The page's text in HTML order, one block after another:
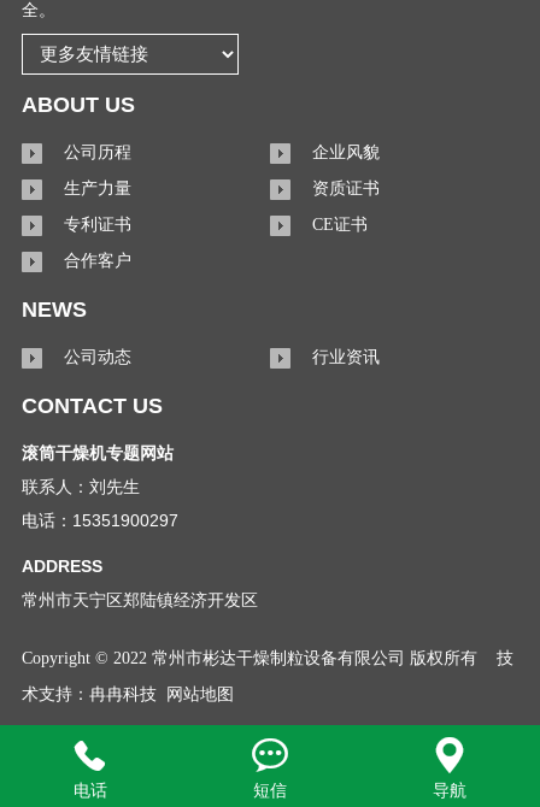
全。
ABOUT US
公司历程
企业风貌
生产力量
资质证书
专利证书
CE证书
合作客户
NEWS
公司动态 行业资讯
CONTACT US
滚筒干燥机专题网站
联系人：刘先生
电话：15351900297
ADDRESS
常州市天宁区郑陆镇经济开发区
Copyright © 2022 常州市彬达干燥制粒设备有限公司 版权所有
技
术支持： 冉冉科技 网站地图

电话

短信

导航